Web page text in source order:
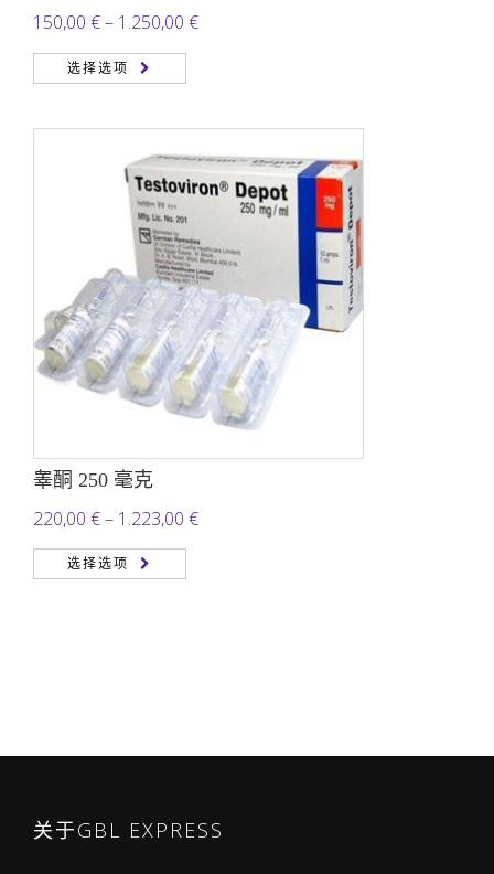
150,00 €– 1.250,00 €价
150,00 €
至
1.250,00 €
选择选项
睾酮 250 毫克
220,00 €– 1.223,00 €价
选择选项
关于GBL EXPRESS